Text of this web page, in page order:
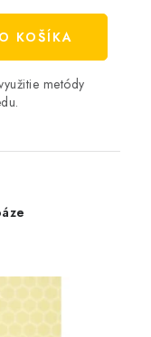
KOŠÍKA
metódy